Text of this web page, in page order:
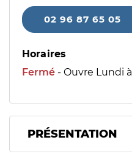
02 96 87 65 05
Horaires
Fermé - Ouvre Lundi à
PRÉSENTATION